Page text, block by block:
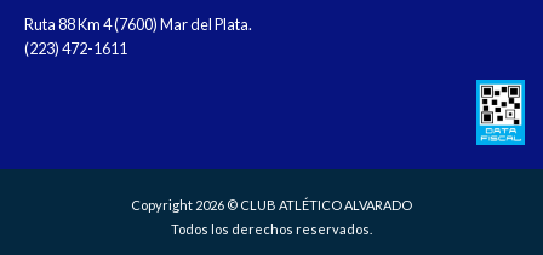
Ruta 88 Km 4 (7600) Mar del Plata.
(223) 472-1611
Copyright 2026 © CLUB ATLÉTICO ALVARADO
Todos los derechos reservados.